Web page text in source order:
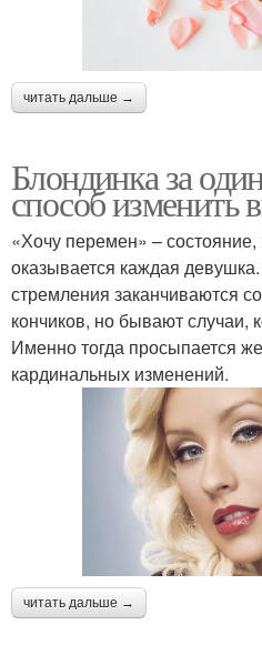
читать дальше →
Блондинка за
способ изменить
«Хочу перемен» –
оказывается каждая
стремления заканчиваются
кончиков, но бывают случаи,
Именно тогда просыпается
кардинальных изменений.
читать дальше →